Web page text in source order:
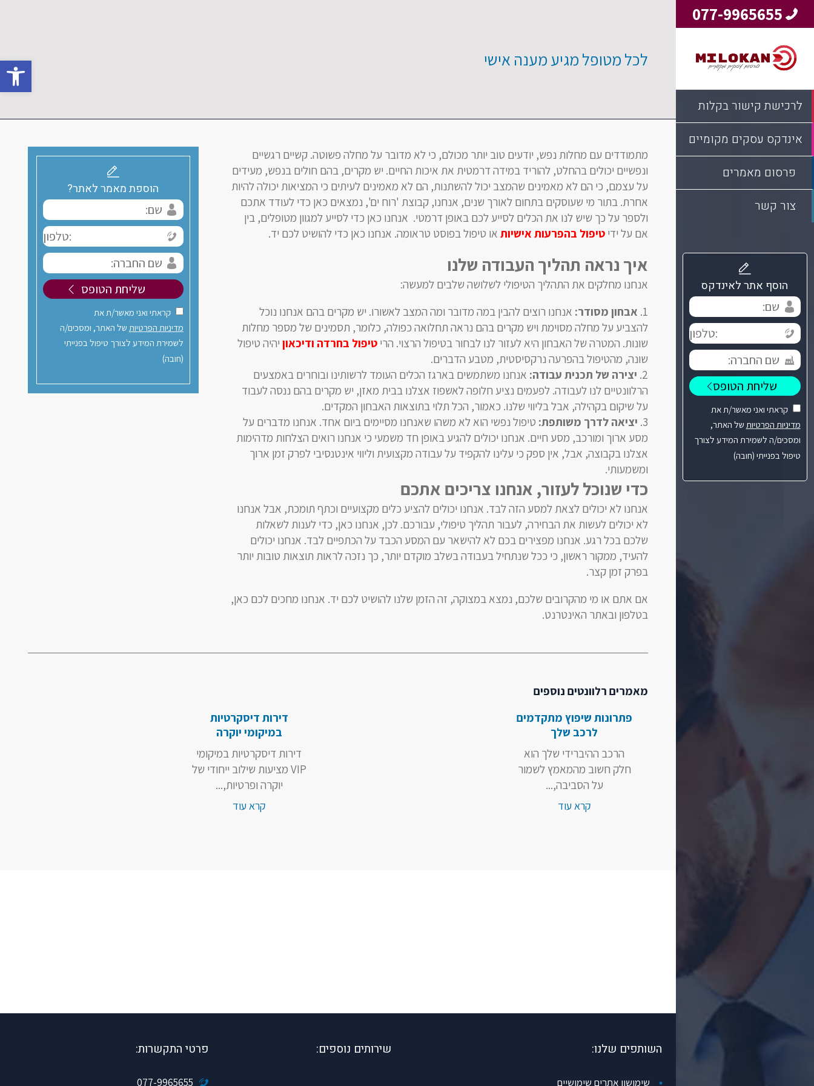
פתח
077-9965655
לרכישת קישור בקלות
אינדקס עסקים מקומיים
פרסום מאמרים
צור קשר
הוסף אתר לאינדקס
קראתי ואני מאשר/ת את
מדיניות הפרטיות של האתר,
ומסכים/ה לשמירת המידע לצורך
טיפול בפנייתי (חובה)
לכל מטופל מגיע מענה אישי
מתמודדים עם מחלות נפש, יודעים טוב יותר מכולם, כי לא מדובר על מחלה פשוטה. קשיים רגשיים
ונפשיים יכולים בהחלט, להוריד במידה דרמטית את איכות החיים. יש מקרים, בהם חולים בנפש, מעידים
על עצמם, כי הם לא מאמינים שהמצב יכול להשתנות, הם לא מאמינים לעיתים כי המציאות יכולה להיות
אחרת. בתור מי שעוסקים בתחום לאורך שנים, אנחנו, קבוצת 'רוח ים', נמצאים כאן כדי לעודד אתכם
ולספר על כך שיש לנו את הכלים לסייע לכם באופן דרמטי. אנחנו כאן כדי לסייע למגוון מטופלים, בין
אם על ידיטיפול בהפרעות אישיות או טיפול בפוסט טראומה. אנחנו כאן כדי להושיט לכם יד.
איך נראה תהליך העבודה שלנו
אנחנו מחלקים את התהליך הטיפולי לשלושה שלבים למעשה:
אבחון מסודר: אנחנו רוצים להבין במה מדובר ומה המצב לאשורו. יש מקרים בהם אנחנו נוכל
להצביע על מחלה מסוימת ויש מקרים בהם נראה תחלואה כפולה, כלומר, תסמינים של מספר מחלות
שונות. המטרה של האבחון היא לעזור לנו לבחור בטיפול הרצוי. הריטיפול בחרדה ודיכאון יהיה טיפול
שונה, מהטיפול בהפרעה נרקסיסטית, מטבע הדברים.
יצירה של תכנית עבודה: אנחנו משתמשים בארגז הכלים העומד לרשותינו ובוחרים באמצעים
הרלוונטיים לנו לעבודה. לפעמים נציע חלופה לאשפוז אצלנו בבית מאזן, יש מקרים בהם ננסה לעבוד
על שיקום בקהילה, אבל בליווי שלנו. כאמור, הכל תלוי בתוצאות האבחון המקדים.
יציאה לדרך משותפת: טיפול נפשי הוא לא משהו שאנחנו מסיימים ביום אחד. אנחנו מדברים על
מסע ארוך ומורכב, מסע חיים. אנחנו יכולים להגיע באופן חד משמעי כי אנחנו רואים הצלחות מדהימות
אצלנו בקבוצה, אבל, אין ספק כי עלינו להקפיד על עבודה מקצועית וליווי אינטנסיבי לפרק זמן ארוך
ומשמעותי.
כדי שנוכל לעזור, אנחנו צריכים אתכם
אנחנו לא יכולים לצאת למסע הזה לבד. אנחנו יכולים להציע כלים מקצועיים וכתף תומכת, אבל אנחנו
לא יכולים לעשות את הבחירה, לעבור תהליך טיפולי, עבורכם. לכן, אנחנו כאן, כדי לענות לשאלות
שלכם בכל רגע. אנחנו מפצירים בכם לא להישאר עם המסע הכבד על הכתפיים לבד. אנחנו יכולים
להעיד, ממקור ראשון, כי ככל שנתחיל בעבודה בשלב מוקדם יותר, כך נזכה לראות תוצאות טובות יותר
בפרק זמן קצר.
אם אתם או מי מהקרובים שלכם, נמצא במצוקה, זה הזמן שלנו להושיט לכם יד. אנחנו מחכים לכם כאן,
בטלפון ובאתר האינטרנט.
הוספת מאמר לאתר?
קראתי ואני מאשר/ת את
מדיניות הפרטיות של האתר, ומסכים/ה
לשמירת המידע לצורך טיפול בפנייתי
(חובה)
מאמרים רלוונטים נוספים
פתרונות שיפוץ מתקדמים
לרכב שלך
הרכב ההיברידי שלך הוא
חלק חשוב מהמאמץ לשמור
על הסביבה,...
קרא עוד
דירות דיסקרטיות
במיקומי יוקרה
דירות דיסקרטיות במיקומי
VIP מציעות שילוב ייחודי של
יוקרה ופרטיות,...
קרא עוד
השותפים שלנו:
שימושון אתרים שימושיים
שירותים נוספים: פרטי התקשרות:
077-9965655